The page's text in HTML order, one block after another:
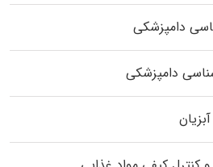
دامپزشکی
دامپزشکی